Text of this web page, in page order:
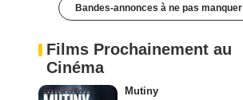
Bandes-annonces à ne pas manquer
Films Prochainement au
Cinéma
Mutiny